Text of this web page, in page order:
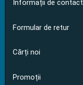
Informații de contact
Formular de retur
Cărți noi
Promoții